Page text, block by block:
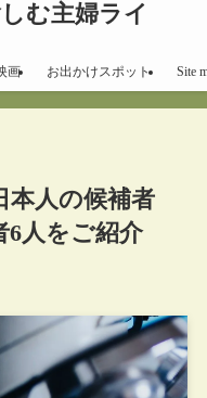
む主婦ライ
画 お出かけスポット Site
本人の候補者
6人をご紹介